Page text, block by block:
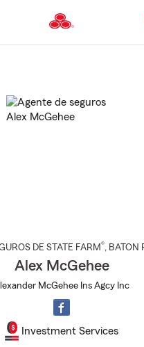
al
principal
DE STATE FARM®, BATON
Alex McGehee
McGehee Ins Agcy Inc
Investment Services